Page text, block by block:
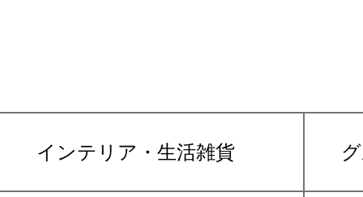
インテリア・生活雑貨